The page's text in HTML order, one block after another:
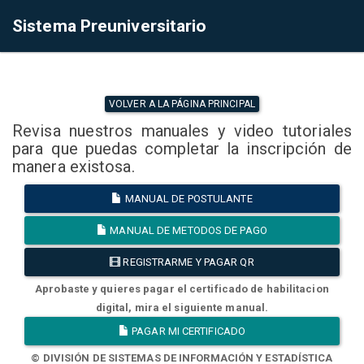
Sistema Preuniversitario
VOLVER A LA PÁGINA PRINCIPAL
Revisa nuestros manuales y video tutoriales
para que puedas completar la inscripción de
manera existosa.
MANUAL DE POSTULANTE
MANUAL DE METODOS DE PAGO
REGISTRARME Y PAGAR QR
Aprobaste y quieres pagar el certificado de habilitacion
digital, mira el siguiente manual.
PAGAR MI CERTIFICADO
© DIVISIÓN DE SISTEMAS DE INFORMACIÓN Y ESTADÍSTICA